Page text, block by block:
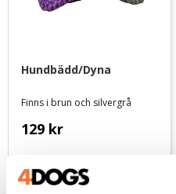
Hundbädd/Dyna
Finns i brun och silvergrå
129 kr